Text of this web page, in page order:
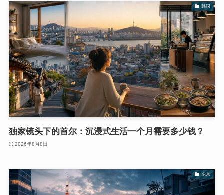
韩国
独家镜头下的首尔：沉浸式生活一个月需要多少钱？
2026年8月8日
东京